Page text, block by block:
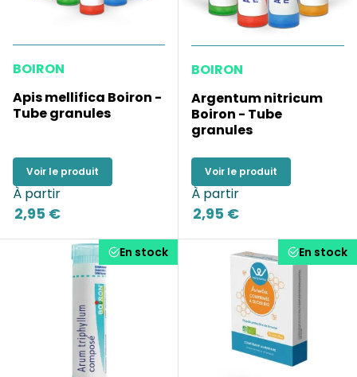
BOIRON
Apis mellifica Boiron -
Tube granules
Voir le produit
À partir
2,95 €
BOIRON
Argentum nitricum
Boiron - Tube
granules
Voir le produit
À partir
2,95 €
En stock En stock